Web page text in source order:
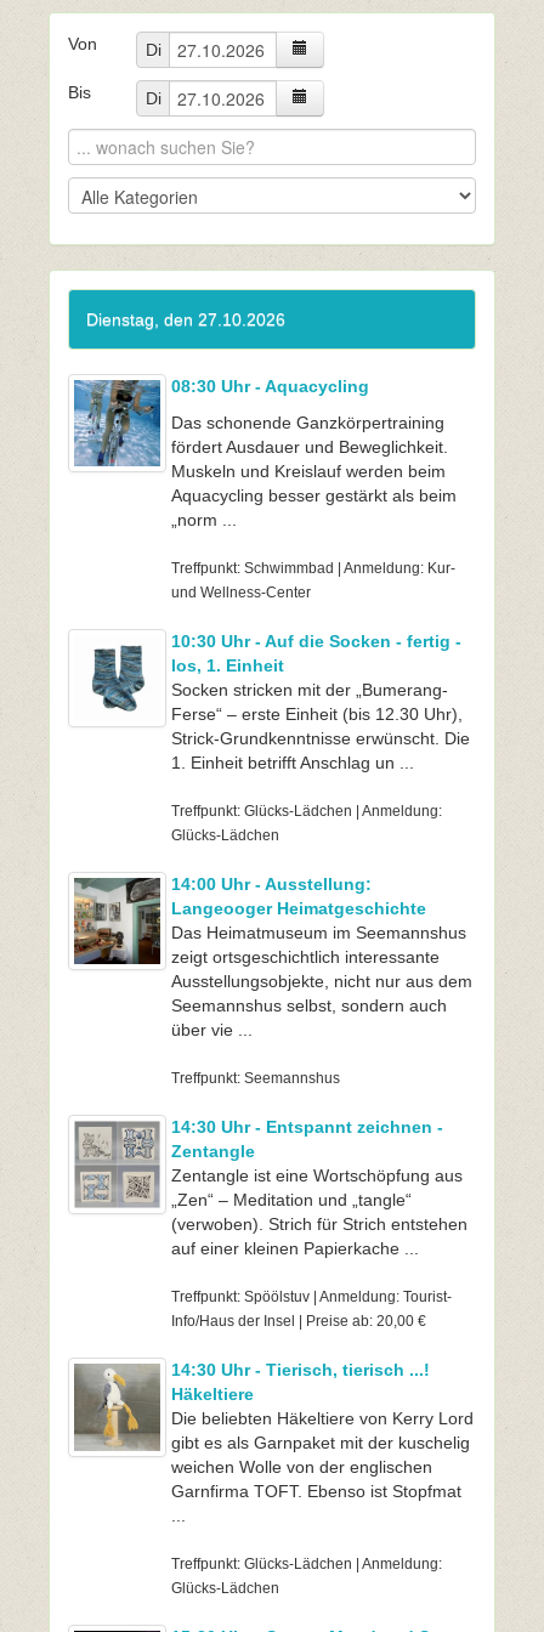
Von Di
Bis Di
Dienstag, den 27.10.2026
08:30 Uhr - Aquacycling
Das schonende Ganzkörpertraining
fördert Ausdauer und Beweglichkeit.
Muskeln und Kreislauf werden beim
Aquacycling besser gestärkt als beim
„norm ...
Treffpunkt: Schwimmbad | Anmeldung: Kur-
und Wellness-Center
10:30 Uhr - Auf die Socken - fertig -
los, 1. Einheit
Socken stricken mit der „Bumerang-
Ferse“ – erste Einheit (bis 12.30 Uhr),
Strick-Grundkenntnisse erwünscht. Die
1. Einheit betrifft Anschlag un ...
Treffpunkt: Glücks-Lädchen | Anmeldung:
Glücks-Lädchen
14:00 Uhr - Ausstellung:
Langeooger Heimatgeschichte
Das Heimatmuseum im Seemannshus
zeigt ortsgeschichtlich interessante
Ausstellungsobjekte, nicht nur aus dem
Seemannshus selbst, sondern auch
über vie ...
Treffpunkt: Seemannshus
14:30 Uhr - Entspannt zeichnen -
Zentangle
Zentangle ist eine Wortschöpfung aus
„Zen“ – Meditation und „tangle“
(verwoben). Strich für Strich entstehen
auf einer kleinen Papierkache ...
Treffpunkt: Spöölstuv | Anmeldung: Tourist-
Info/Haus der Insel | Preise ab: 20,00 €
14:30 Uhr - Tierisch, tierisch ...!
Häkeltiere
Die beliebten Häkeltiere von Kerry Lord
gibt es als Garnpaket mit der kuschelig
weichen Wolle von der englischen
Garnfirma TOFT. Ebenso ist Stopfmat
Treffpunkt: Glücks-Lädchen | Anmeldung:
Glücks-Lädchen